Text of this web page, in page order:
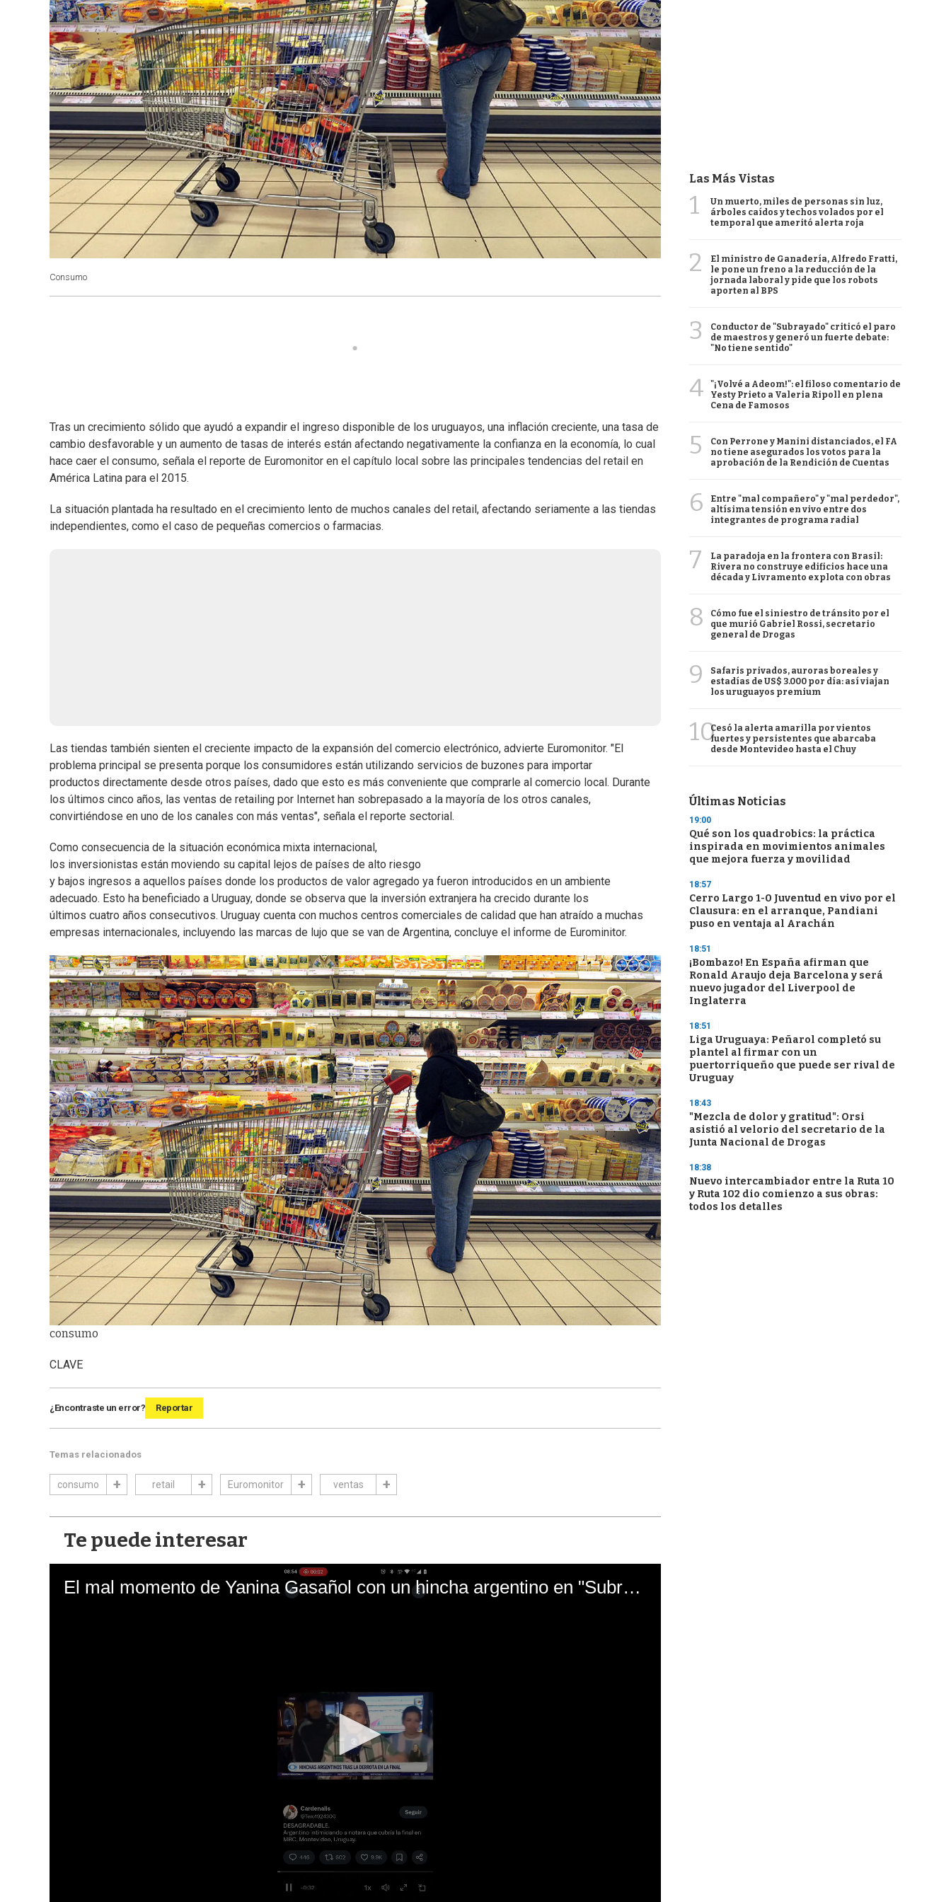
Consumo
Tras un crecimiento sólido que ayudó a expandir el ingreso disponible de los uruguayos, una inflación creciente, una tasa de
cambio desfavorable y un aumento de tasas de interés están afectando negativamente la confianza en la economía, lo cual
hace caer el consumo, señala el reporte de Euromonitor en el capítulo local sobre las principales tendencias del retail en
América Latina para el 2015.
La situación plantada ha resultado en el crecimiento lento de muchos canales del retail, afectando seriamente a las tiendas
independientes, como el caso de pequeñas comercios o farmacias.
Las tiendas también sienten el creciente impacto de la expansión del comercio electrónico, advierte Euromonitor. "El
problema principal se presenta porque los consumidores están utilizando servicios de buzones para importar
productos directamente desde otros países, dado que esto es más conveniente que comprarle al comercio local. Durante
los últimos cinco años, las ventas de retailing por Internet han sobrepasado a la mayoría de los otros canales,
convirtiéndose en uno de los canales con más ventas", señala el reporte sectorial.
Como consecuencia de la situación económica mixta internacional,
los inversionistas están moviendo su capital lejos de países de alto riesgo
y bajos ingresos a aquellos países donde los productos de valor agregado ya fueron introducidos en un ambiente
adecuado. Esto ha beneficiado a Uruguay, donde se observa que la inversión extranjera ha crecido durante los
últimos cuatro años consecutivos. Uruguay cuenta con muchos centros comerciales de calidad que han atraído a muchas
empresas internacionales, incluyendo las marcas de lujo que se van de Argentina, concluye el informe de Eurominitor.
consumo
CLAVE
¿Encontraste un error? Reportar
Temas relacionados
consumo retail Euromonitor ventas
Te puede interesar
El mal momento de Yanina Gasañol con un hincha argentino en "Subrayado"
Las Más Vistas
1
Un muerto, miles de personas sin luz,
árboles caídos y techos volados por el
temporal que ameritó alerta roja
2
El ministro de Ganadería, Alfredo Fratti,
le pone un freno a la reducción de la
jornada laboral y pide que los robots
aporten al BPS
3
Conductor de "Subrayado" criticó el paro
de maestros y generó un fuerte debate:
"No tiene sentido"
4
"¡Volvé a Adeom!": el filoso comentario de
Yesty Prieto a Valeria Ripoll en plena
Cena de Famosos
5
Con Perrone y Manini distanciados, el FA
no tiene asegurados los votos para la
aprobación de la Rendición de Cuentas
6
Entre "mal compañero" y "mal perdedor",
altísima tensión en vivo entre dos
integrantes de programa radial
7
La paradoja en la frontera con Brasil:
Rivera no construye edificios hace una
década y Livramento explota con obras
8
Cómo fue el siniestro de tránsito por el
que murió Gabriel Rossi, secretario
general de Drogas
9
Safaris privados, auroras boreales y
estadías de US$ 3.000 por día: así viajan
los uruguayos premium
10Cesó la alerta amarilla por vientos
fuertes y persistentes que abarcaba
desde Montevideo hasta el Chuy
Últimas Noticias
19:00
Qué son los quadrobics: la práctica
inspirada en movimientos animales
que mejora fuerza y movilidad
18:57
Cerro Largo 1-0 Juventud en vivo por el
Clausura: en el arranque, Pandiani
puso en ventaja al Arachán
18:51
¡Bombazo! En España afirman que
Ronald Araujo deja Barcelona y será
nuevo jugador del Liverpool de
Inglaterra
18:51
Liga Uruguaya: Peñarol completó su
plantel al firmar con un
puertorriqueño que puede ser rival de
Uruguay
18:43
"Mezcla de dolor y gratitud": Orsi
asistió al velorio del secretario de la
Junta Nacional de Drogas
18:38
Nuevo intercambiador entre la Ruta 10
y Ruta 102 dio comienzo a sus obras:
todos los detalles